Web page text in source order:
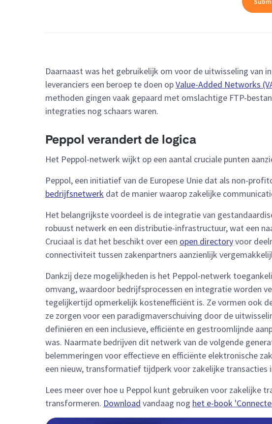
Daarnaast was het gebruikelijk om voor de uitwisseling van
leveranciers een beroep te doen opValue-Added Networks
methoden gingen vaak gepaard met omslachtige FTP-
integraties nog schaars waren.
Peppol verandert de logica
Het Peppol-netwerk wijkt op een aantal cruciale punten
Peppol, een initiatief van de Europese Unie dat als non-
bedrijfsnetwerk dat de manier waarop zakelijke
Het belangrijkste voordeel is de integratie van
robuust netwerk en een distributie-infrastructuur, wat een
Cruciaal is dat het beschikt over een open directoryvoor
connectiviteit tussen zakenpartners aanzienlijk
Dankzij deze mogelijkheden is het Peppol-netwerk
omvang, waardoor bedrijfsprocessen en integratie worden
tegelijkertijd opmerkelijk kostenefficiënt is. Ze vormen ook
ze zorgen voor een paradigmaverschuiving door de
definiëren en een inclusieve, efficiënte en gestroomlijnde
was. Naarmate bedrijven dit netwerk van de volgende
belemmeringen voor effectieve en efficiënte elektronische
een nieuw, transformatief tijdperk voor zakelijke transacties
Lees meer over hoe u Peppol kunt gebruiken voor zakelijke
transformeren. Download vandaag nog het e-book